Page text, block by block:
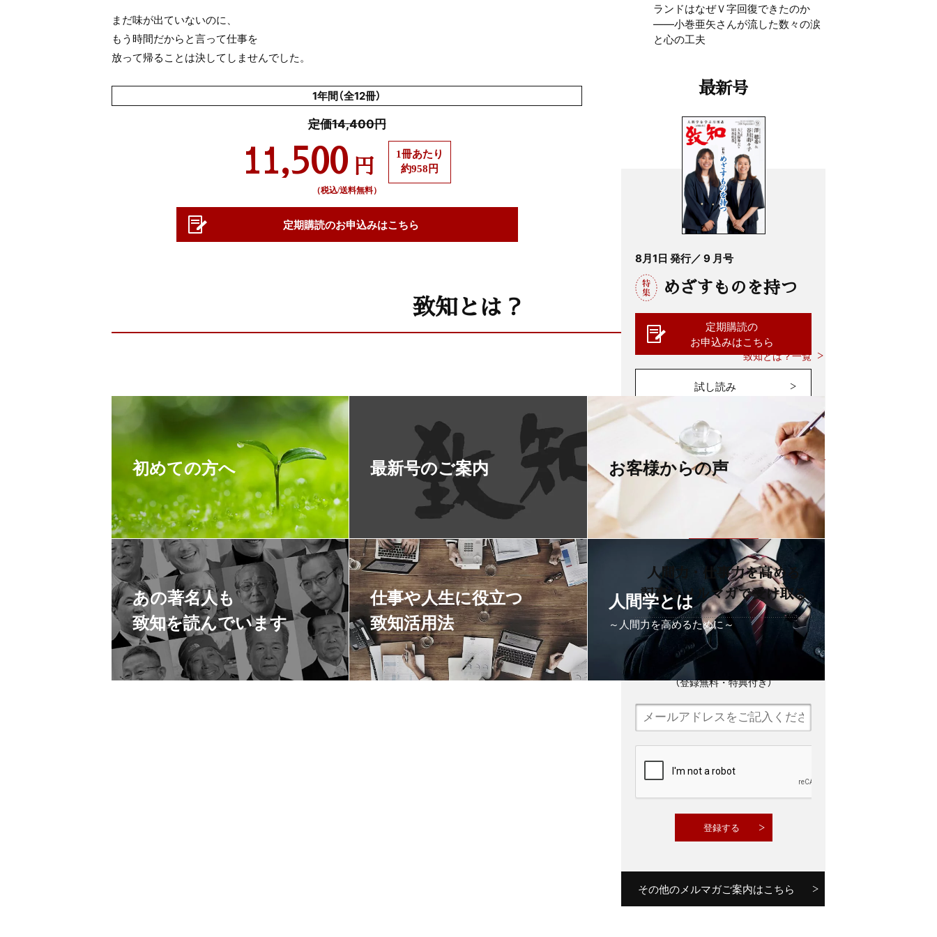
まだ味が出ていないのに、
もう時間だからと言って仕事を
放って帰ることは決してしませんでした。
1年間（全12冊）
定価14,400円
11,500 円
1冊あたり
約958円
（税込/送料無料）
定期購読のお申込みはこちら
致知とは？
致知とは？一覧
初めての方へ 最新号のご案内 お客様からの声
あの著名人も
致知を読んでいます
仕事や人生に役立つ
致知活用法
人間学とは
～人間力を高めるために～
ランドはなぜＶ字回復できたのか
——小巻亜矢さんが流した数々の涙
と心の工夫
最新号
8月1日 発行／ 9 月号
めざすものを持つ
定期購読の
お申込みはこちら
試し読み
人間力・仕事力を高める
記事をメルマガで受け取る
メルマガ読者６万人の致知出版社
公式「人間力メルマガ」に登録する
（登録無料・特典付き）
その他のメルマガご案内はこちら